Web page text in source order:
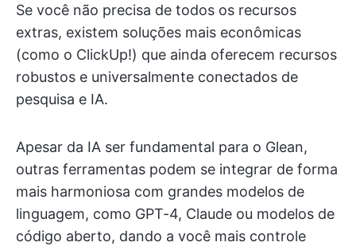
Se você não precisa de todos os recursos
extras, existem soluções mais econômicas
(como o ClickUp!) que ainda oferecem recursos
robustos e universalmente conectados de
pesquisa e IA.
Apesar da IA ser fundamental para o Glean,
outras ferramentas podem se integrar de forma
mais harmoniosa com grandes modelos de
linguagem, como GPT-4, Claude ou modelos de
código aberto, dando a você mais controle